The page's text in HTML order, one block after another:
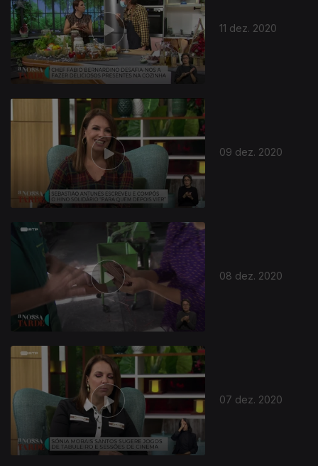
11 dez. 2020
09 dez. 2020
08 dez. 2020
07 dez. 2020